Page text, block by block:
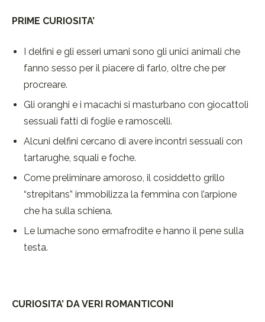
PRIME CURIOSITA’
I delfini e gli esseri umani sono gli unici animali che
fanno sesso per il piacere di farlo, oltre che per
procreare.
Gli oranghi e i macachi si masturbano con giocattoli
sessuali fatti di foglie e ramoscelli.
Alcuni delfini cercano di avere incontri sessuali con
tartarughe, squali e foche.
Come preliminare amoroso, il cosiddetto grillo
“strepitans” immobilizza la femmina con l’arpione
che ha sulla schiena.
Le lumache sono ermafrodite e hanno il pene sulla
testa.
CURIOSITA’ DA VERI ROMANTICONI